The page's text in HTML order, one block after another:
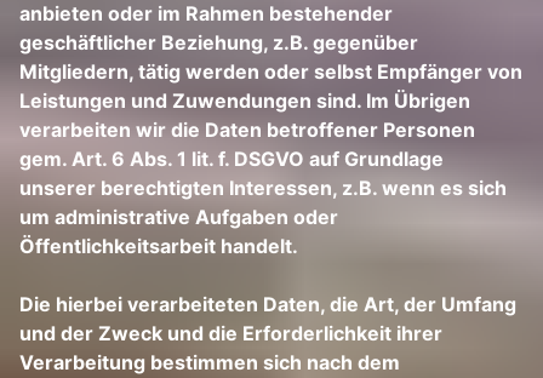
anbieten oder im Rahmen bestehender
geschäftlicher Beziehung, z.B. gegenüber
Mitgliedern, tätig werden oder selbst Empfänger von
Leistungen und Zuwendungen sind. Im Übrigen
verarbeiten wir die Daten betroffener Personen
gem. Art. 6 Abs. 1 lit. f. DSGVO auf Grundlage
unserer berechtigten Interessen, z.B. wenn es sich
um administrative Aufgaben oder
Öffentlichkeitsarbeit handelt.
Die hierbei verarbeiteten Daten, die Art, der Umfang
und der Zweck und die Erforderlichkeit ihrer
Verarbeitung bestimmen sich nach dem